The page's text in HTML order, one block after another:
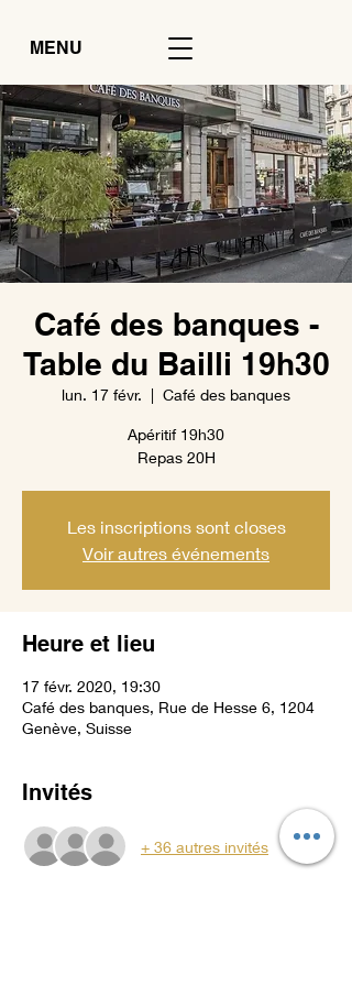
MENU
Café des banques -
Table du Bailli 19h30
lun. 17 févr.
  |
Café des banques
Apéritif 19h30
Repas 20H
Les inscriptions sont closes
Voir autres événements
Heure et lieu
17 févr. 2020, 19:30
Café des banques, Rue de Hesse 6, 1204
Genève, Suisse
Invités
+ 36 autres invités